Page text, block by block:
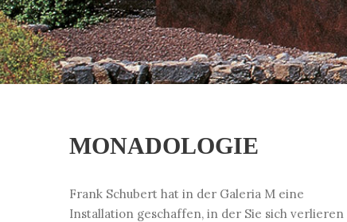
MONADOLOGIE
Frank Schubert hat in der Galeria M eine
Installation geschaffen, in der Sie sich verlieren